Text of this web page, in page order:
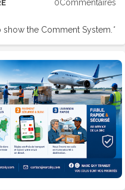
0Commentaires
the Comment System. *